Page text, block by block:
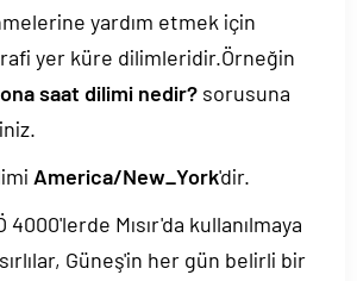
yardım etmek için
yer küre dilimleridir.Örneğin
saat dilimi nedir? sorusuna
America/New_York'dir.
4000'lerde Mısır'da kullanılmaya
Güneş'in her gün belirli bir